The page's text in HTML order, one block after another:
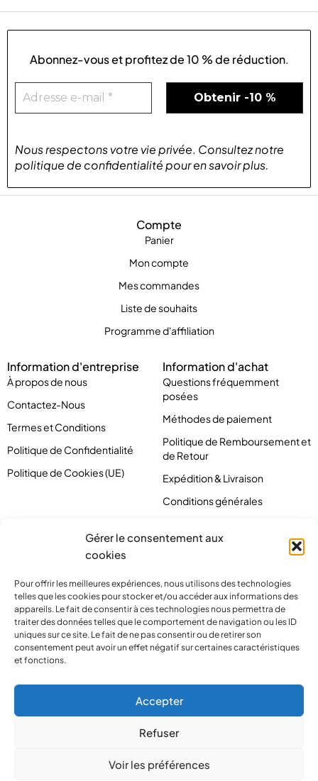
Gérer le consentement aux
cookies
Pour offrir les meilleures expériences, nous utilisons des technologies
telles que les cookies pour stocker et/ou accéder aux informations des
appareils. Le fait de consentir à ces technologies nous permettra de
traiter des données telles que le comportement de navigation ou les ID
uniques sur ce site. Le fait de ne pas consentir ou de retirer son
consentement peut avoir un effet négatif sur certaines caractéristiques
et fonctions.
Accepter
Refuser
Voir les préférences
Compte
Panier
Mon compte
Mes commandes
Liste de souhaits
Programme d'affiliation
Information d'entreprise
À propos de nous
Contactez-Nous
Termes et Conditions
Politique de Confidentialité
Politique de Cookies (UE)
Information d'achat
Questions fréquemment
posées
Méthodes de paiement
Politique de Remboursement et
de Retour
Expédition & Livraison
Conditions générales
Abonnez-vous et profitez de10 % de réduction.
Nous respectons votre vie privée. Consultez notre
politique de confidentialitépouren savoir plus.
Copyright 2024 © Pirlove. Tous droits réservés